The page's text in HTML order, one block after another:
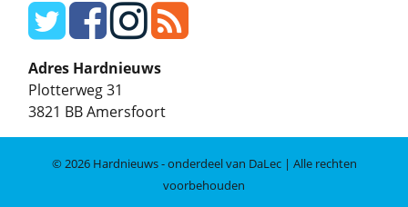
Adres Hardnieuws
Plotterweg 31
3821 BBAmersfoort
© 2026 Hardnieuws - onderdeel van DaLec | Alle rechten
voorbehouden